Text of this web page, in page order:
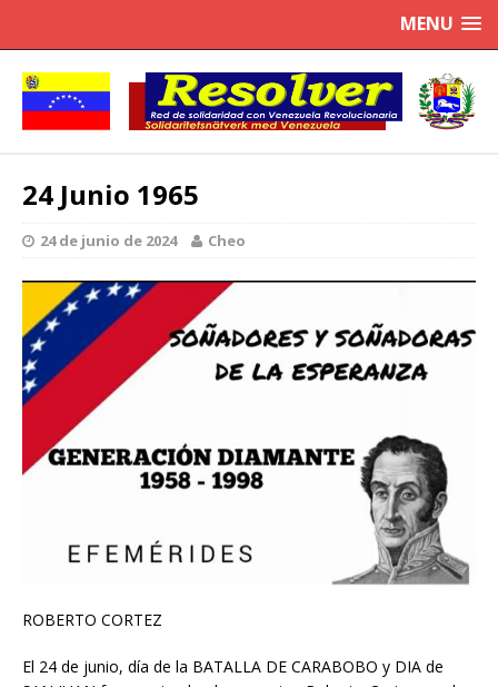
MENU
24 Junio 1965
24 de junio de 2024 Cheo
ROBERTO CORTEZ
El 24 de junio, día de la BATALLA DE CARABOBO y DIA de